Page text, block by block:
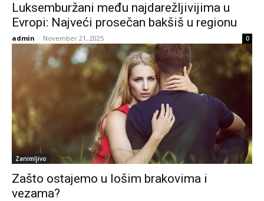
Luksemburžani među najdarežljivijima u
Evropi: Najveći prosečan bakšiš u regionu
admin - November 21, 2025 0
Zanimljivo
Zašto ostajemo u lošim brakovima i
vezama?